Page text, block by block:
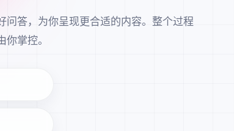
问答，为你呈现更合适的内容。整个过程
掌控。